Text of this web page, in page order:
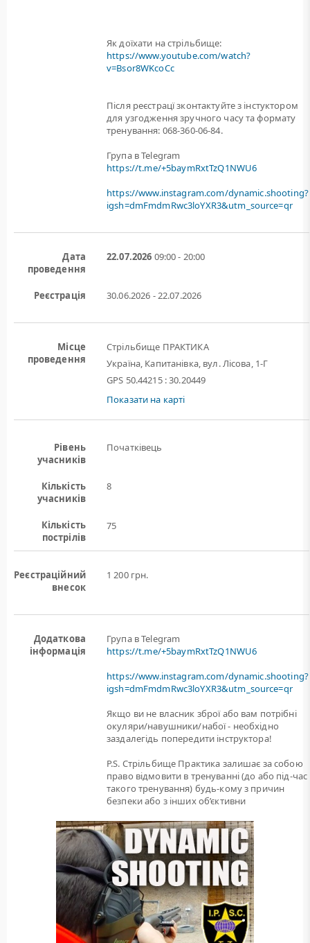
Як доїхати на стрільбище:
https://www.youtube.com/watch?
v=Bsor8WKcoCc
Після реєстрацї зконтактуйте з інстуктором
для узгодження зручного часу та формату
тренування: 068-360-06-84.
Група в Telegram
https://t.me/+5baymRxtTzQ1NWU6
https://www.instagram.com/dynamic.shooting?
igsh=dmFmdmRwc3loYXR3&utm_source=qr
Дата
проведення
22.07.2026 09:00 - 20:00
Реєстрація 30.06.2026 - 22.07.2026
Місце
проведення
Стрільбище ПРАКТИКА
Україна, Капитанівка, вул. Лісова, 1-Г
GPS 50.44215 : 30.20449
Показати на карті
Рівень
учасників
Початківець
Кількість
учасників
8
Кількість
пострілів
75
Реєстраційний
внесок
1 200 грн.
Додаткова
інформація
Група в Telegram
https://t.me/+5baymRxtTzQ1NWU6
https://www.instagram.com/dynamic.shooting?
igsh=dmFmdmRwc3loYXR3&utm_source=qr
Якщо ви не власник зброї або вам потрiбнi
окуляри/навушники/набої - необхідно
заздалегідь попередити інструктора!
P.S. Стрільбище Практика залишає за собою
право відмовити в тренуванні (до або під-час
такого тренування) будь-кому з причин
безпеки або з інших об’єктивни